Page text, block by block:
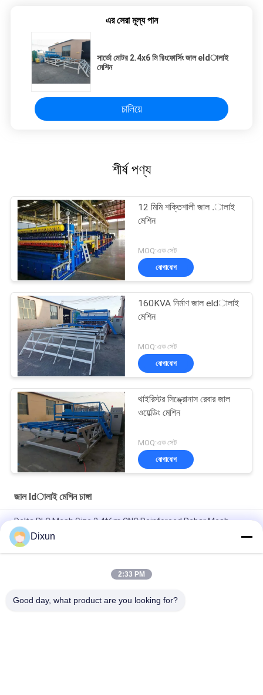
এর সেরা মূল্য পান
সার্ভো মোটর 2.4x6 মি রিংফোর্সিং জাল eldালাই
মেশিন
চালিয়ে
শীর্ষ পণ্য
12 মিমি শক্তিশালী জাল .ালাই
মেশিন
MOQ:এক সেট
যোগাযোগ
160KVA নির্মাণ জাল eldালাই
মেশিন
MOQ:এক সেট
যোগাযোগ
থাইরিস্টর সিঙ্ক্রোনাস রেবার জাল
ওয়েল্ডিং মেশিন
MOQ:এক সেট
যোগাযোগ
জাল ldালাই মেশিন চাঙ্গা
Delta PLC Mesh Size 2.4*6m CNC Reinforced Rebar Mesh
Welding Machine
Mesh Size 200*200mm Mesh Length 12m Concrete
Dixun
2:33 PM
Good day, what product are you looking for?